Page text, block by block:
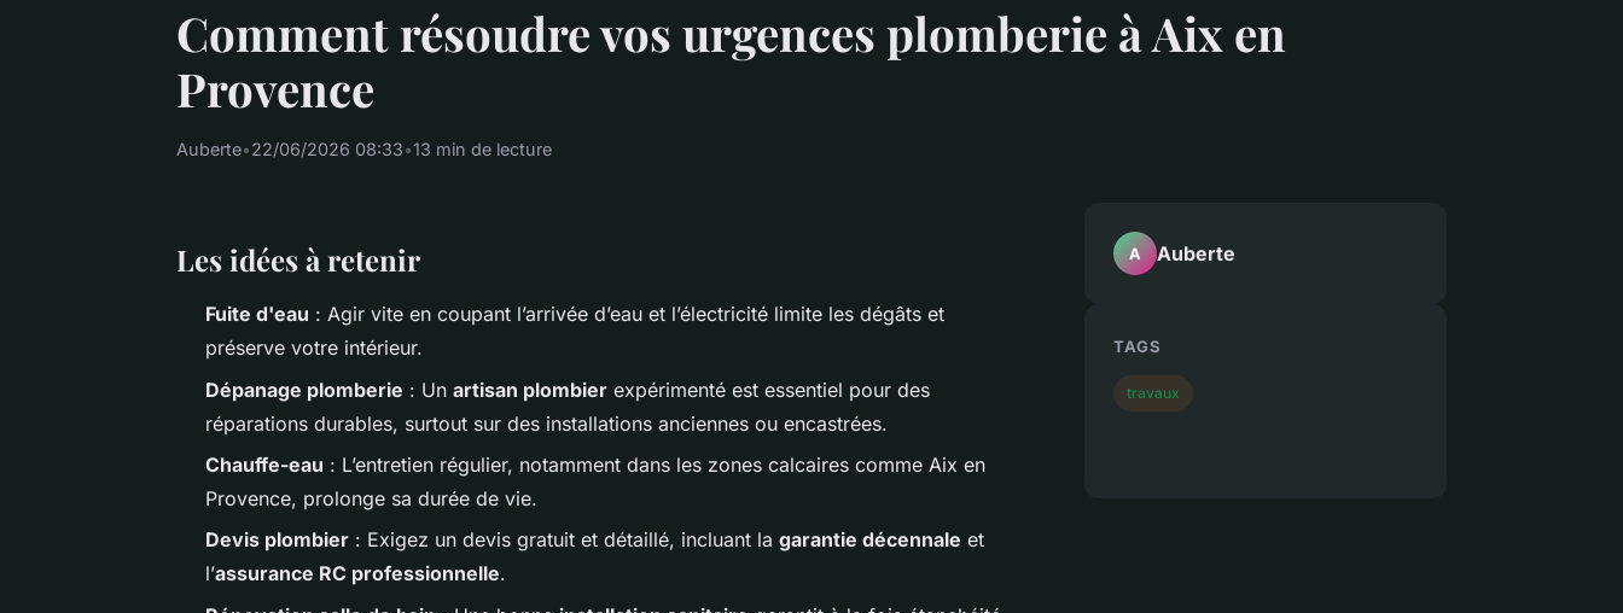
Comment résoudre vos urgences plomberie à Aix en
Provence
Auberte•22/06/2026 08:33•13 min de lecture
Les idées à retenir
Fuite d'eau : Agir vite en coupant l’arrivée d’eau et l’électricité limite les dégâts et
préserve votre intérieur.
Dépanage plomberie : Un artisan plombier expérimenté est essentiel pour des
réparations durables, surtout sur des installations anciennes ou encastrées.
Chauffe-eau : L’entretien régulier, notamment dans les zones calcaires comme Aix en
Provence, prolonge sa durée de vie.
Devis plombier : Exigez un devis gratuit et détaillé, incluant la garantie décennale et
l’assurance RC professionnelle.
A Auberte
TAGS
travaux